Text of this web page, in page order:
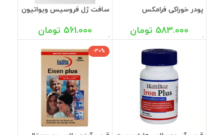
پودر خوراکی فرامکس
583.000 تومان
سافت ژل فروسیس ویواتیون
561.000 تومان
-30%